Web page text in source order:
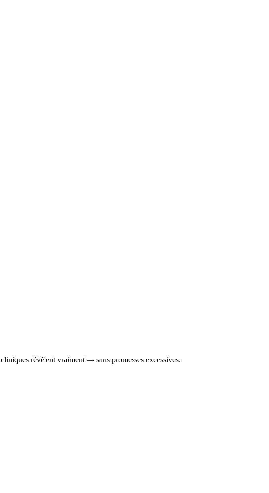
révèlent vraiment — sans promesses excessives.